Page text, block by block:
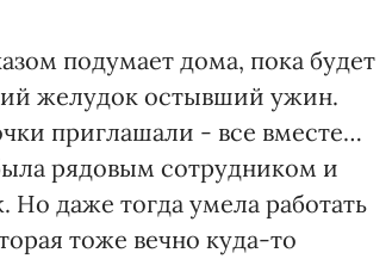
подумает дома, пока будет
желудок остывший ужин.
приглашали - все вместе…
рядовым сотрудником и
даже тогда умела работать
тоже вечно куда-то